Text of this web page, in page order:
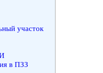
участок
в ПЗЗ